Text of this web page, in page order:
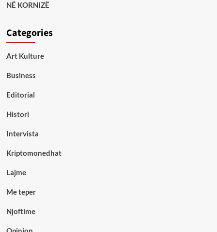
NË KORNIZË
Categories
Art Kulture
Business
Editorial
Histori
Intervista
Kriptomonedhat
Lajme
Me teper
Njoftime